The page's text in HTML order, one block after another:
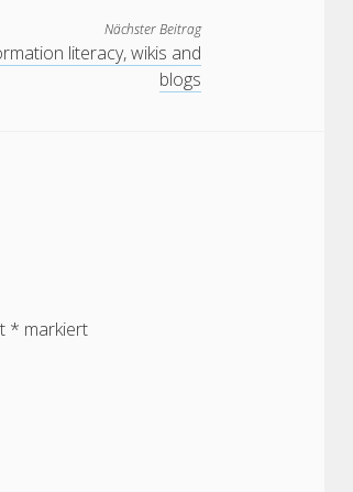
Nächster Beitrag
literacy, wikis and
blogs
* markiert